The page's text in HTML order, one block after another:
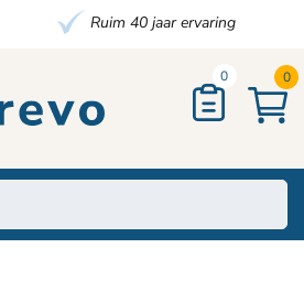
Ruim 40 jaar ervaring
0 0